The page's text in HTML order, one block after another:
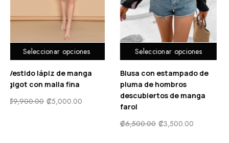
Seleccionar opciones
Blusa con estampado de
pluma de hombros
farol
Seleccionar opciones
Vestido con estampado de
manga con volante
fruncido bajo con fruncido
₡